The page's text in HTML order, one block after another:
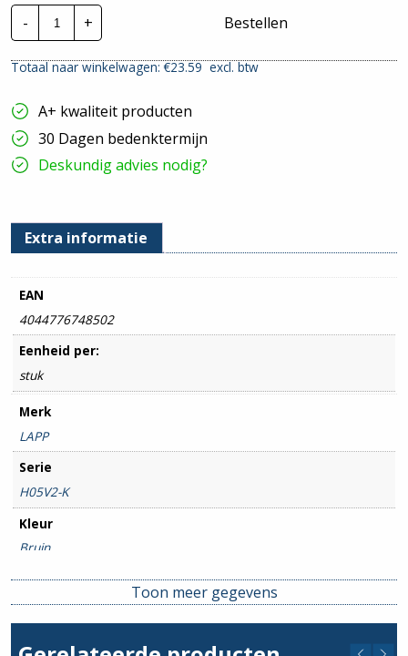
-
Lapp
Montagedraad
|
K
90°
0,75mm²
|
Bruin
|
100
+ Bestellen
Totaal naar winkelwagen: €23.59excl. btw
A+ kwaliteit producten
30 Dagen bedenktermijn
Deskundig advies nodig?
Extra informatie
EAN
4044776748502
Eenheid per:
stuk
Merk
LAPP
Serie
H05V2-K
Kleur
Bruin
Doorsnede geleider (mm)
0.75mm²
Toon meer gegevens